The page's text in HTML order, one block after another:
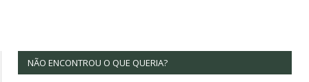
NÃO ENCONTROU O QUE QUERIA?